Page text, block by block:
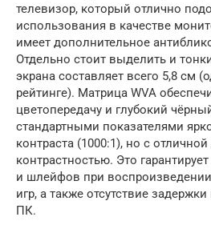
телевизор, который отлично
использования в качестве
имеет дополнительное
Отдельно стоит выделить и
экрана составляет всего 5,8 см
рейтинге). Матрица WVA
цветопередачу и глубокий
стандартными показателями
контраста (1000:1), но с
контрастностью. Это
и шлейфов при
игр, а также отсутствие
ПК.